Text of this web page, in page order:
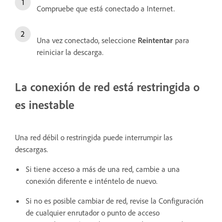
Compruebe que está conectado a Internet.
Una vez conectado, seleccione Reintentar para
reiniciar la descarga.
La conexión de red está restringida o
es inestable
Una red débil o restringida puede interrumpir las
descargas.
Si tiene acceso a más de una red, cambie a una
conexión diferente e inténtelo de nuevo.
Si no es posible cambiar de red, revise la Configuración
de cualquier enrutador o punto de acceso